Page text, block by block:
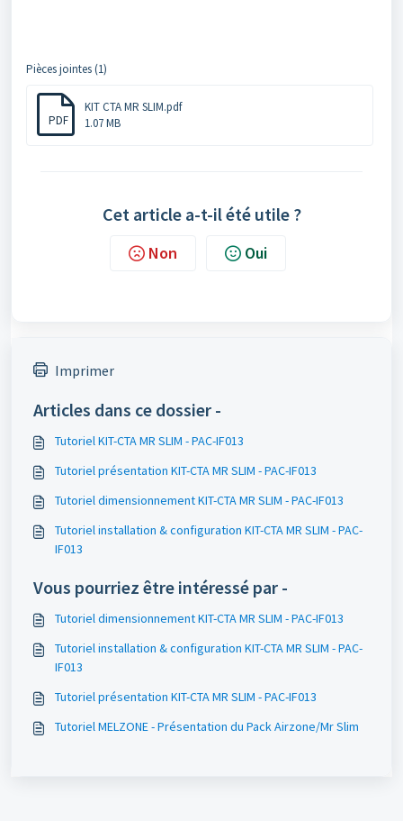
Pièces jointes (1)
PDF
KIT CTA MR SLIM.pdf
1.07 MB
Cet article a-t-il été utile ?
Non Oui
Imprimer
Articles dans ce dossier -
Tutoriel KIT-CTA MR SLIM - PAC-IF013
Tutoriel présentation KIT-CTA MR SLIM - PAC-IF013
Tutoriel dimensionnement KIT-CTA MR SLIM - PAC-IF013
Tutoriel installation & configuration KIT-CTA MR SLIM - PAC-
IF013
Vous pourriez être intéressé par -
Tutoriel dimensionnement KIT-CTA MR SLIM - PAC-IF013
Tutoriel installation & configuration KIT-CTA MR SLIM - PAC-
IF013
Tutoriel présentation KIT-CTA MR SLIM - PAC-IF013
Tutoriel MELZONE - Présentation du Pack Airzone/Mr Slim